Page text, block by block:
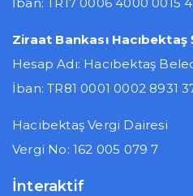
Ziraat Bankası Hacıbektaş
Hesap Adı: Hacıbektaş
İban: TR81 0001 0002 8931
Hacıbektaş Vergi Dairesi
Vergi No: 162 005 079 7
İnteraktif